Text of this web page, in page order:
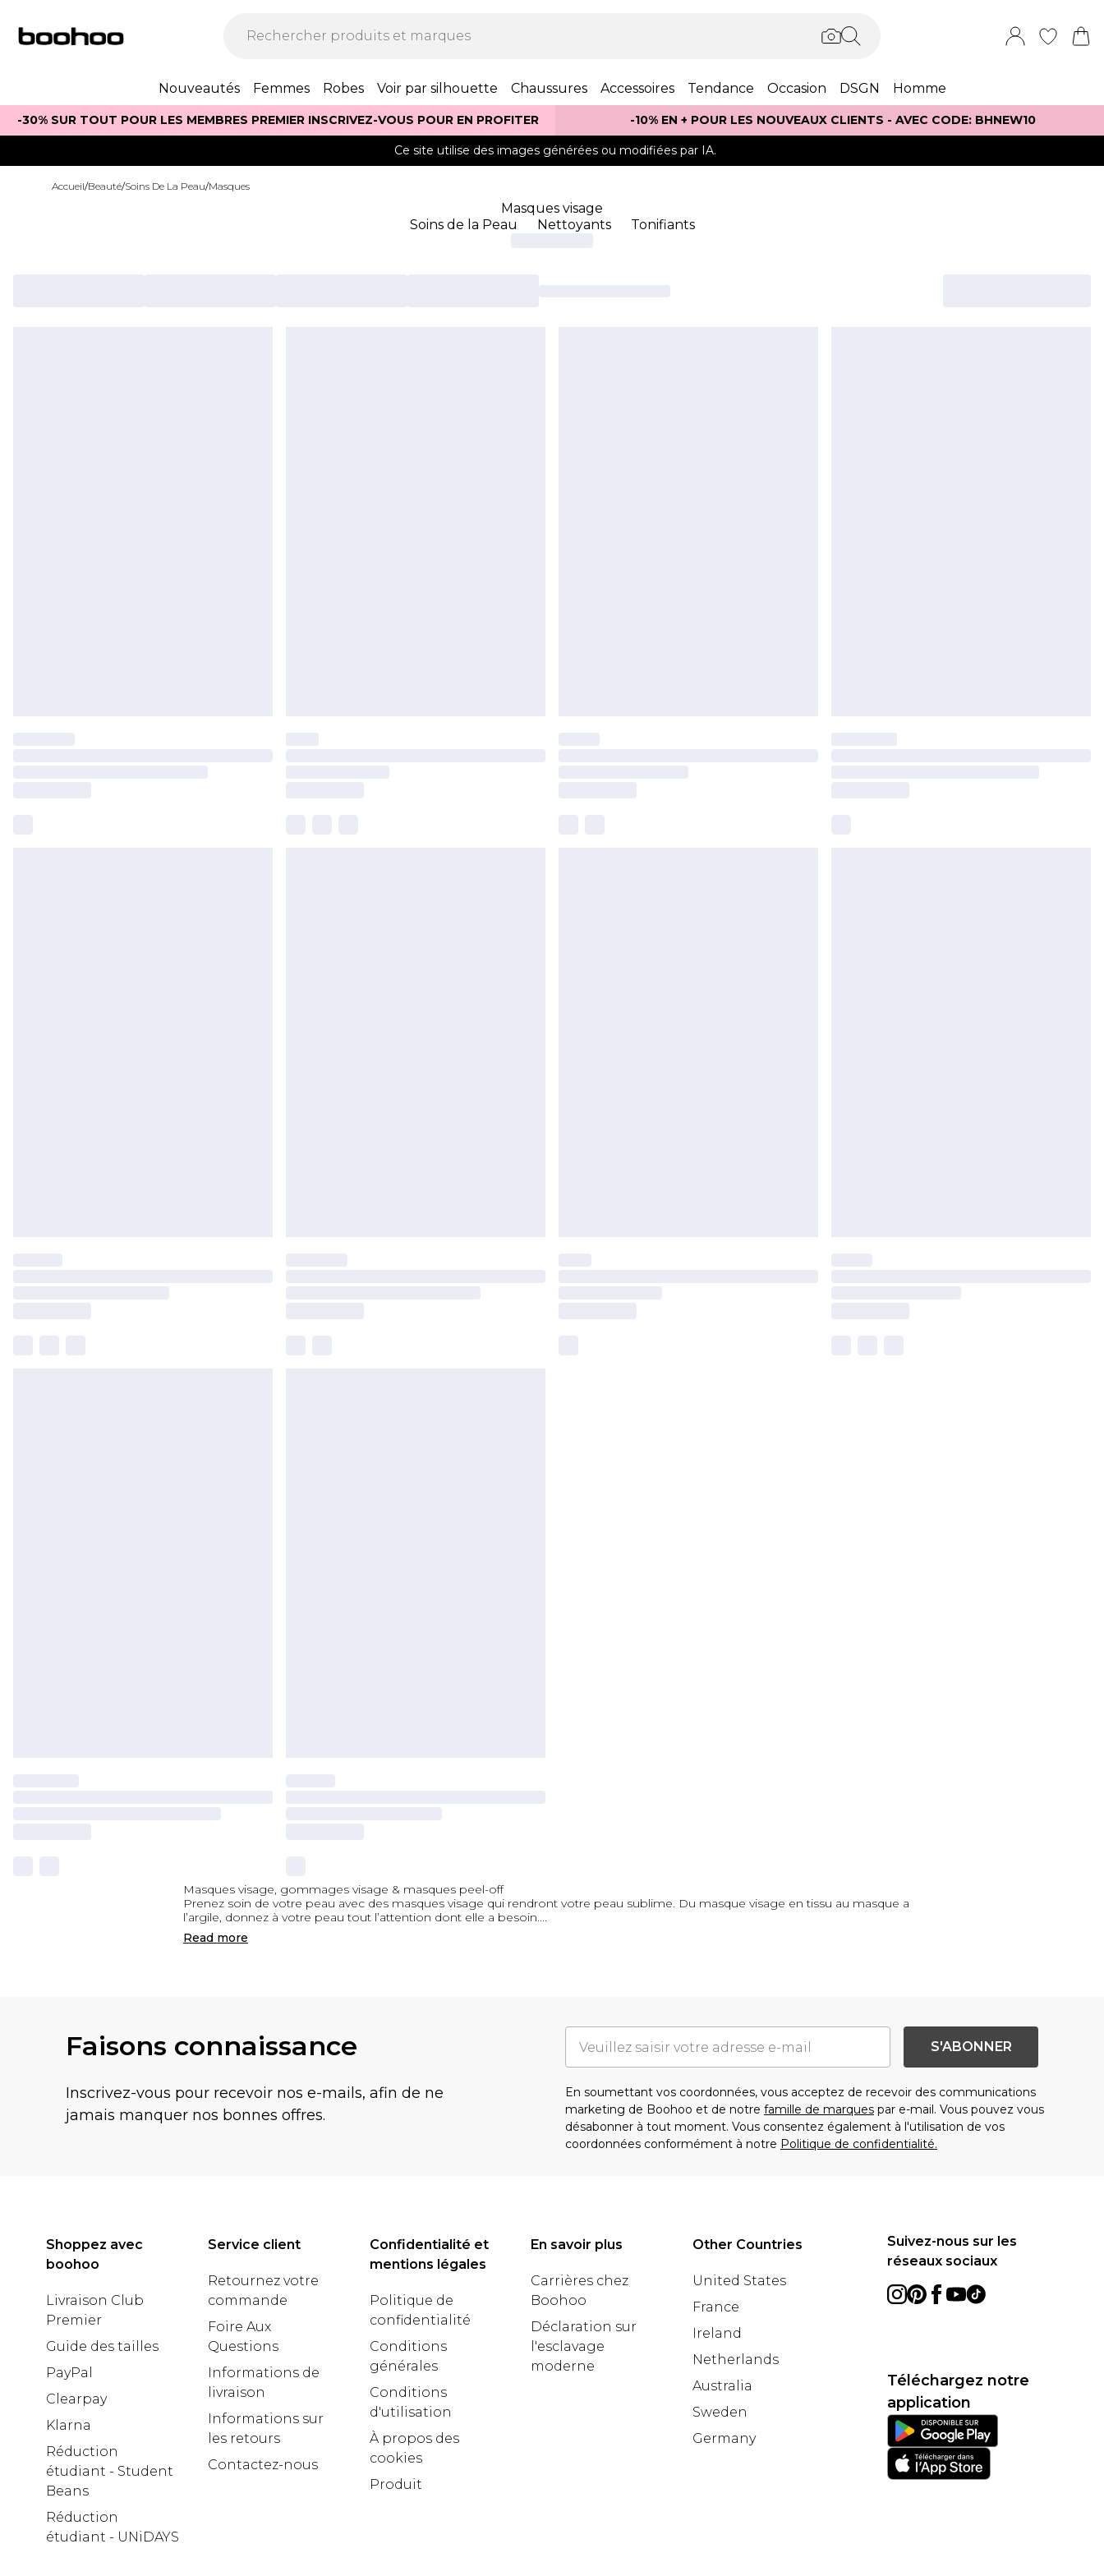
Nouveautés Femmes Robes Voir par silhouette Chaussures Accessoires Tendance Occasion DSGN Homme
-30% SUR TOUT POUR LES MEMBRES PREMIER INSCRIVEZ-VOUS POUR EN PROFITER -10% EN + POUR LES NOUVEAUX CLIENTS - AVEC CODE: BHNEW10
Ce site utilise des images générées ou modifiées par IA.
Accueil/Beauté/Soins De La Peau/Masques
Masques visage
Soins de la Peau
Nettoyants Tonifiants
Masques visage, gommages visage & masques peel-off
Prenez soin de votre peau avec des masques visage qui rendront votre peau sublime. Du masque visage en tissu au masque a
l’argile, donnez à votre peau tout l’attention dont elle a besoin....
Read more
Faisons connaissance
Inscrivez-vous pour recevoir nos e-mails, afin de ne
jamais manquer nos bonnes offres.
S'ABONNER
En soumettant vos coordonnées, vous acceptez de recevoir des communications
marketing de Boohoo et de notre famille de marques par e-mail. Vous pouvez vous
désabonner à tout moment. Vous consentez également à l'utilisation de vos
coordonnées conformément à notre Politique de confidentialité.
Shoppez avec
boohoo
Livraison Club
Premier
Guide des tailles
PayPal
Clearpay
Klarna
Réduction
étudiant - Student
Beans
Réduction
étudiant - UNiDAYS
Service client
Retournez votre
commande
Foire Aux
Questions
Informations de
livraison
Informations sur
les retours
Contactez-nous
Confidentialité et
mentions légales
Politique de
confidentialité
Conditions
générales
Conditions
d'utilisation
À propos des
cookies
Produit
En savoir plus
Carrières chez
Boohoo
Déclaration sur
l'esclavage
moderne
Other Countries
United States
France
Ireland
Netherlands
Australia
Sweden
Germany
Suivez-nous sur les
réseaux sociaux
Téléchargez notre
application